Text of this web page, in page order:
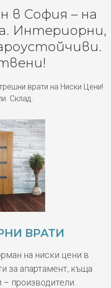
в София – на
Интериорни,
врати на Ниски Цени!
Склад.
ВРАТИ
на ниски цени в
за апартамент, къща
производители.